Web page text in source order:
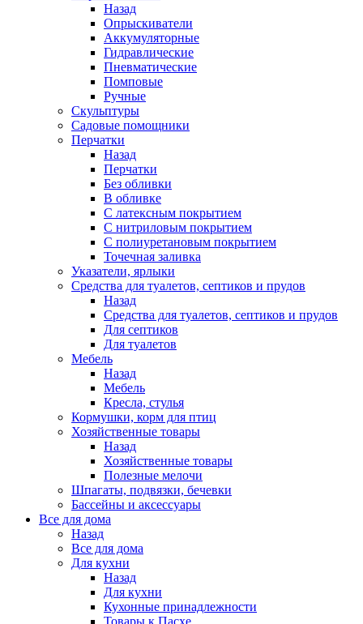
Назад
Опрыскиватели
Аккумуляторные
Гидравлические
Пневматические
Помповые
Ручные
Скульптуры
Садовые помощники
Перчатки
Назад
Перчатки
Без обливки
В обливке
С латексным покрытием
С нитриловым покрытием
С полиуретановым покрытием
Точечная заливка
Указатели, ярлыки
Средства для туалетов, септиков и прудов
Назад
Средства для туалетов, септиков и прудов
Для септиков
Для туалетов
Мебель
Назад
Мебель
Кресла, стулья
Кормушки, корм для птиц
Хозяйственные товары
Назад
Хозяйственные товары
Полезные мелочи
Шпагаты, подвязки, бечевки
Бассейны и аксессуары
Все для дома
Назад
Все для дома
Для кухни
Назад
Для кухни
Кухонные принадлежности
Товары к Пасхе